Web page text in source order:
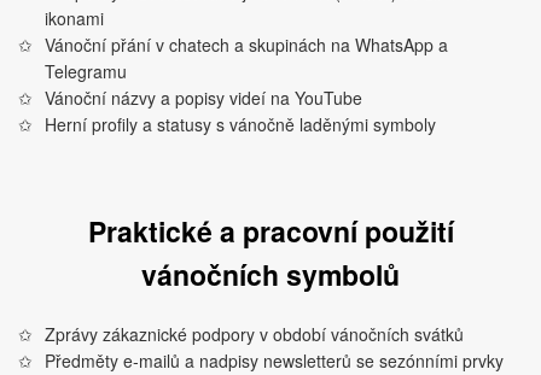
ikonami
Vánoční přání v chatech a skupinách na WhatsApp a
Telegramu
Vánoční názvy a popisy videí na YouTube
Herní profily a statusy s vánočně laděnými symboly
Praktické a pracovní použití
vánočních symbolů
Zprávy zákaznické podpory v období vánočních svátků
Předměty e‑mailů a nadpisy newsletterů se sezónními prvky